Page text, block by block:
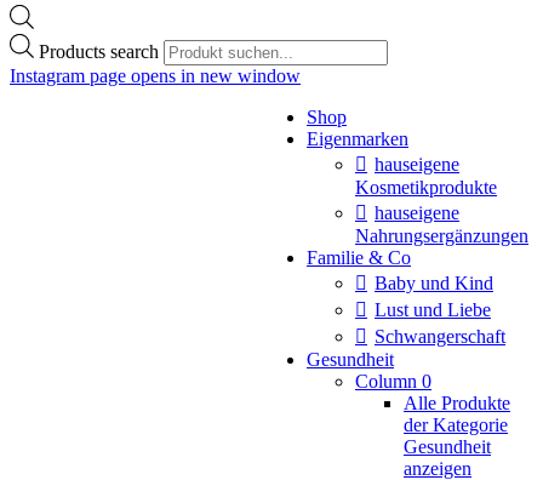
Products search
Instagram page opens in new window
Shop
Eigenmarken
hauseigene
Kosmetikprodukte
hauseigene
Nahrungsergänzungen
Familie & Co
Baby und Kind
Lust und Liebe
Schwangerschaft
Gesundheit
Column 0
Alle Produkte
der Kategorie
Gesundheit
anzeigen